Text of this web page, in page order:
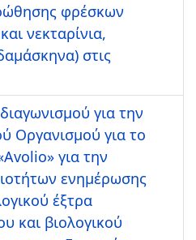
φρέσκων
νεκταρίνια,
στις
για την
Οργανισμού για το
για την
ενημέρωσης
έξτρα
και βιολογικού